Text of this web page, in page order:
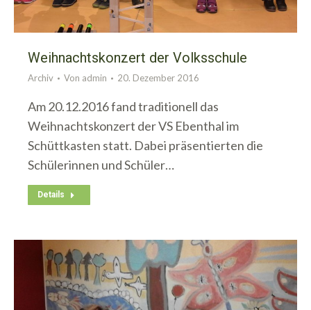
Weihnachtskonzert der Volksschule
Archiv Von admin 20. Dezember 2016
Am 20.12.2016 fand traditionell das
Weihnachtskonzert der VS Ebenthal im
Schüttkasten statt. Dabei präsentierten die
Schülerinnen und Schüler…
Details